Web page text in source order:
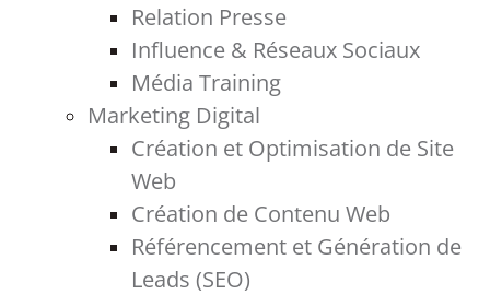
Relation Presse
Influence & Réseaux Sociaux
Média Training
Marketing Digital
Création et Optimisation de Site
Web
Création de Contenu Web
Référencement et Génération de
Leads (SEO)